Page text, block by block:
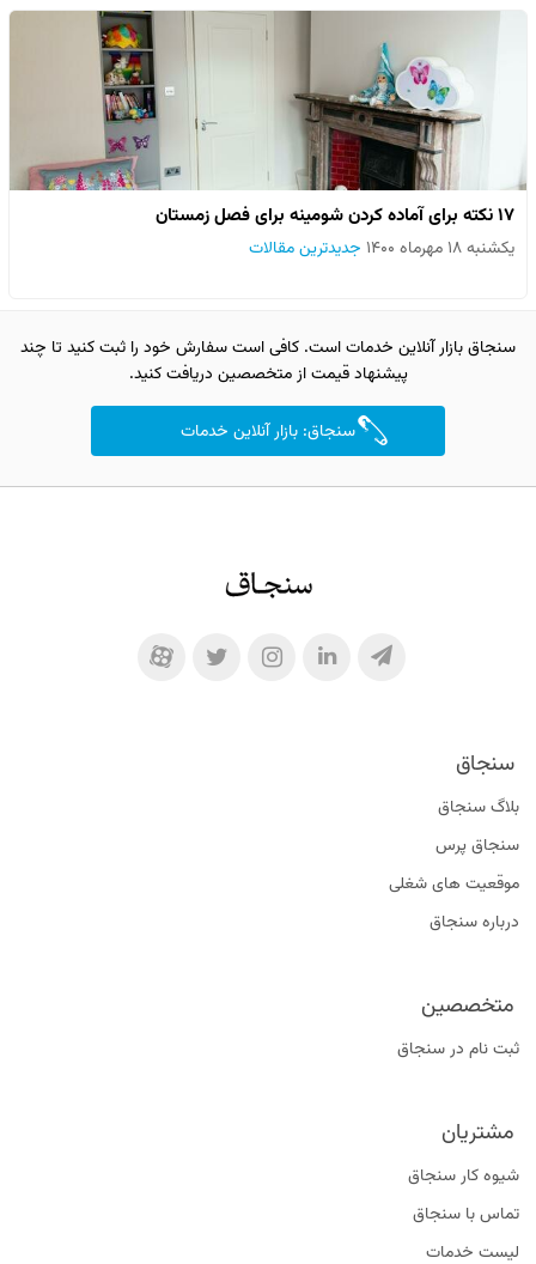
۱۷ نکته برای آماده کردن شومینه برای فصل زمستان
یکشنبه ۱۸ مهرماه ۱۴۰۰ جدیدترین مقالات
سنجاق بازار آنلاین خدمات است. کافی است سفارش خود را ثبت کنید تا چند
پیشنهاد قیمت از متخصصین دریافت کنید.
سنجاق: بازار آنلاین خدمات
سنجاق
بلاگ سنجاق
سنجاق پرس
موقعیت‌ های شغلی
درباره سنجاق
متخصصین
ثبت نام در سنجاق
مشتریان
شیوه کار سنجاق
تماس با سنجاق
لیست خدمات